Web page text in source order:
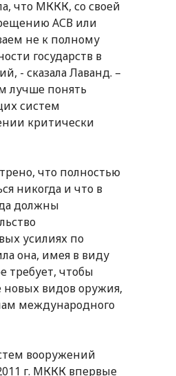
что МККК, со своей
АСВ или
не к полному
государств в
- сказала Лаванд. –
лучше понять
систем
критически
что полностью
никогда и что в
должны
усилиях по
она, имея в виду
требует, чтобы
новых видов оружия,
международного
вооружений
г. МККК впервые